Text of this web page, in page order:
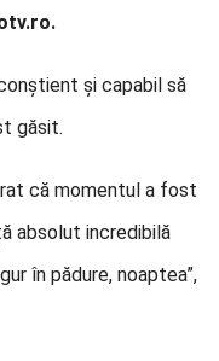
și capabil să
găsit.
că momentul a fost
absolut incredibilă
în pădure, noaptea”,